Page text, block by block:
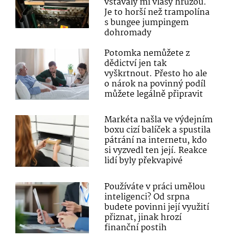
Je to horší než trampolína
s bungee jumpingem
dohromady
Potomka nemůžete z
dědictví jen tak
vyškrtnout. Přesto ho ale
o nárok na povinný podíl
můžete legálně připravit
Markéta našla ve výdejním
boxu cizí balíček a spustila
pátrání na internetu, kdo
si vyzvedl ten její. Reakce
lidí byly překvapivé
Používáte v práci umělou
inteligenci? Od srpna
budete povinni její využití
přiznat, jinak hrozí
finanční postih